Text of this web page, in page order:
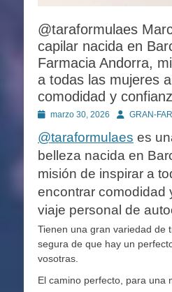
@taraformulaes
capilar nacida en
Farmacia Andorra,
a todas las mujeres
comodidad y
Publicado
marzo 30, 2026 AutorGRAN-
@taraformulaes es
belleza nacida en
misión de inspirar a
encontrar comodidad
viaje personal de
Tienen una gran variedad de
segura de que hay un
vosotras.
El camino perfecto, para una